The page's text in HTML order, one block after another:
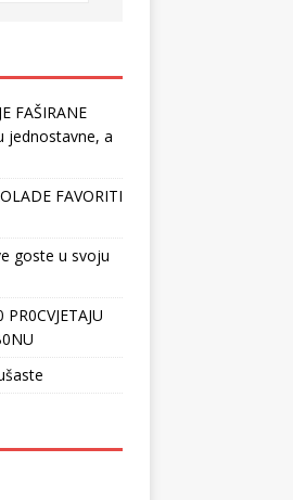
FAŠIRANE
jednostavne, a
FAVORITI
goste u svoju